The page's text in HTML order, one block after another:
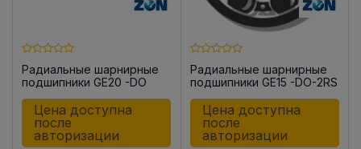
Радиальные шарнирные
подшипники GE20 -DO
Цена доступна
после
авторизации
Радиальные шарнирные
подшипники GE15 -DO-2RS
Цена доступна
после
авторизации